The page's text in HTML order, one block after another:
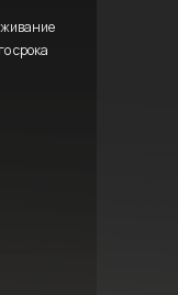
срока